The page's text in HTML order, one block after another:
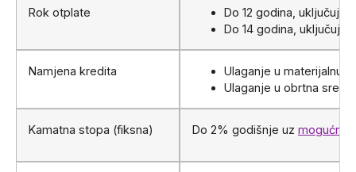
Rok otplate
Do 12 godina,
Do 14 godina,
Namjena kredita
Ulaganje u materijalnu i
Ulaganje u obrtna
Kamatna stopa (fiksna) Do 2% godišnje uz